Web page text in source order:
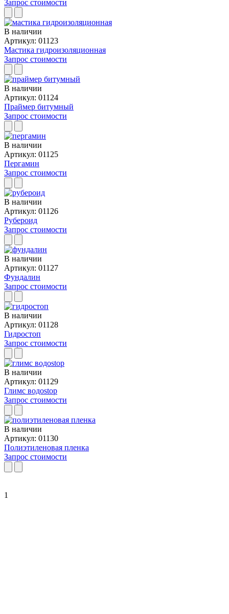
Запрос стоимости
В наличии
Артикул: 01123
Мастика гидроизоляционная
Запрос стоимости
В наличии
Артикул: 01124
Праймер битумный
Запрос стоимости
В наличии
Артикул: 01125
Пергамин
Запрос стоимости
В наличии
Артикул: 01126
Рубероид
Запрос стоимости
В наличии
Артикул: 01127
Фундалин
Запрос стоимости
В наличии
Артикул: 01128
Гидростоп
Запрос стоимости
В наличии
Артикул: 01129
Глимс водоstop
Запрос стоимости
В наличии
Артикул: 01130
Полиэтиленовая пленка
Запрос стоимости
1